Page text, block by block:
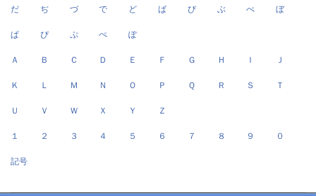
だ ぢ づ で ど ば び ぶ べ ぼ
ぱ ぴ ぷ ぺ ぽ
Ａ Ｂ Ｃ Ｄ Ｅ Ｆ Ｇ Ｈ Ｉ Ｊ
Ｋ Ｌ Ｍ Ｎ Ｏ Ｐ Ｑ Ｒ Ｓ Ｔ
Ｕ Ｖ Ｗ Ｘ Ｙ Ｚ
１ ２ ３ ４ ５ ６ ７ ８ ９ ０
記号